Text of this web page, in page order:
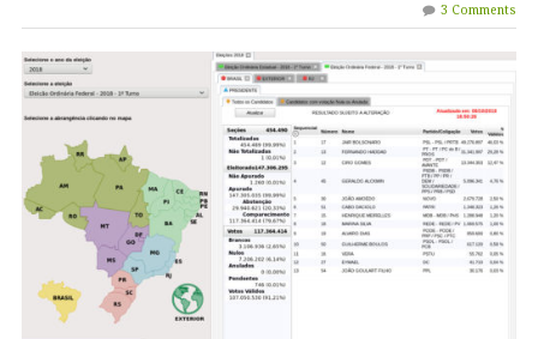
3 Comments